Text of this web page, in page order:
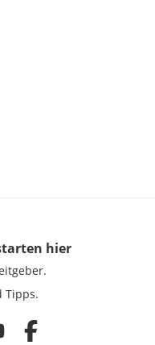
hier
Tipps.